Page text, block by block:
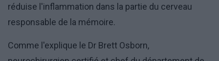
réduise l'inflammation dans la partie du cerveau
responsable de la mémoire.
Comme l'explique le Dr Brett Osborn,